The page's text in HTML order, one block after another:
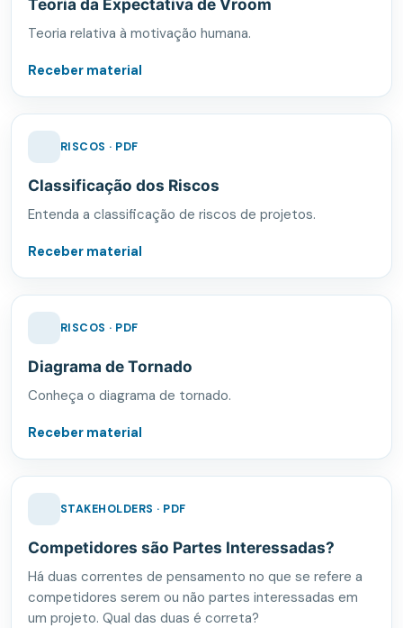
Teoria relativa à motivação humana.
Receber material
RISCOS · PDF
Classificação dos Riscos
Entenda a classificação de riscos de projetos.
Receber material
RISCOS · PDF
Diagrama de Tornado
Conheça o diagrama de tornado.
Receber material
STAKEHOLDERS · PDF
Competidores são Partes Interessadas?
Há duas correntes de pensamento no que se refere a
competidores serem ou não partes interessadas em
um projeto. Qual das duas é correta?